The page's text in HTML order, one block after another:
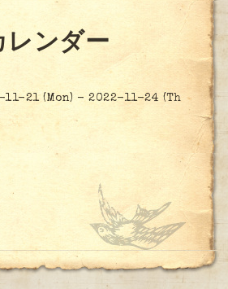
レンダー
11-21 (Mon) - 2022-11-24 (Th